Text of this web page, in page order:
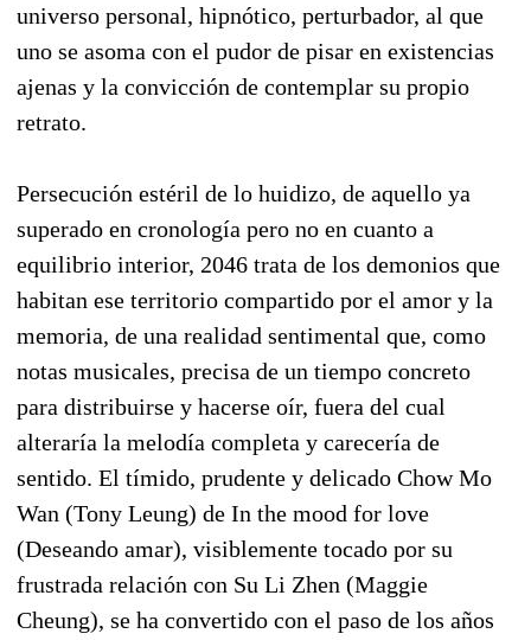
universo personal, hipnótico, perturbador, al que
uno se asoma con el pudor de pisar en existencias
ajenas y la convicción de contemplar su propio
retrato.
Persecución estéril de lo huidizo, de aquello ya
superado en cronología pero no en cuanto a
equilibrio interior, 2046 trata de los demonios que
habitan ese territorio compartido por el amor y la
memoria, de una realidad sentimental que, como
notas musicales, precisa de un tiempo concreto
para distribuirse y hacerse oír, fuera del cual
alteraría la melodía completa y carecería de
sentido. El tímido, prudente y delicado Chow Mo
Wan (Tony Leung) de In the mood for love
(Deseando amar), visiblemente tocado por su
frustrada relación con Su Li Zhen (Maggie
Cheung), se ha convertido con el paso de los años